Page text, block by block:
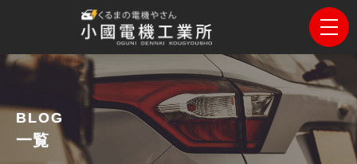
BLOG
一覧